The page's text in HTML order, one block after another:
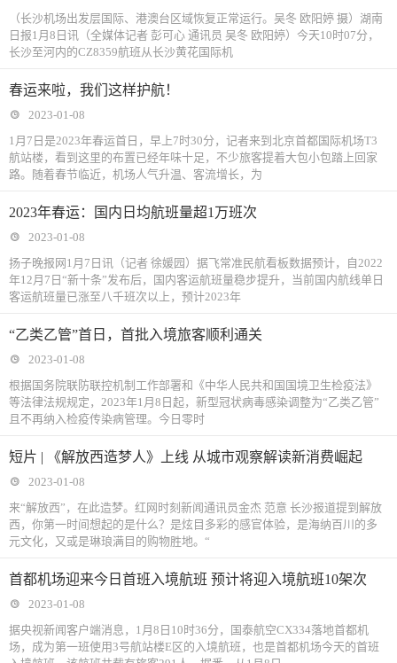
（长沙机场出发层国际、港澳台区域恢复正常运行。吴冬 欧阳婷 摄）湖南
日报1月8日讯（全媒体记者 彭可心 通讯员 吴冬 欧阳婷）今天10时07分，
长沙至河内的CZ8359航班从长沙黄花国际机
春运来啦，我们这样护航！
2023-01-08
1月7日是2023年春运首日，早上7时30分，记者来到北京首都国际机场T3
航站楼，看到这里的布置已经年味十足，不少旅客提着大包小包踏上回家
路。随着春节临近，机场人气升温、客流增长，为
2023年春运：国内日均航班量超1万班次
2023-01-08
扬子晚报网1月7日讯（记者 徐媛园）据飞常准民航看板数据预计，自2022
年12月7日“新十条”发布后，国内客运航班量稳步提升，当前国内航线单日
客运航班量已涨至八千班次以上，预计2023年
“乙类乙管”首日，首批入境旅客顺利通关
2023-01-08
根据国务院联防联控机制工作部署和《中华人民共和国国境卫生检疫法》
等法律法规规定，2023年1月8日起，新型冠状病毒感染调整为“乙类乙管”
且不再纳入检疫传染病管理。今日零时
短片 | 《解放西造梦人》上线 从城市观察解读新消费崛起
2023-01-08
来“解放西”，在此造梦。红网时刻新闻通讯员金杰 范意 长沙报道提到解放
西，你第一时间想起的是什么？是炫目多彩的感官体验，是海纳百川的多
元文化，又或是琳琅满目的购物胜地。“
首都机场迎来今日首班入境航班 预计将迎入境航班10架次
2023-01-08
据央视新闻客户端消息，1月8日10时36分，国泰航空CX334落地首都机
场，成为第一班使用3号航站楼E区的入境航班，也是首都机场今天的首班